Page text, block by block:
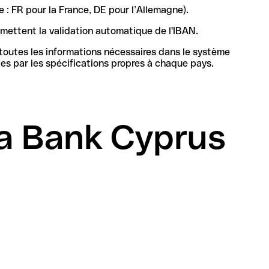
pour la France, DE pour l’Allemagne).
la validation automatique de l'IBAN.
les informations nécessaires dans le système
bancaire à Chypre pour identifier de manière unique la banque et le compte, sa structure et sa longueur sont définies par les spécifications propres à chaque pays.
Bank Cyprus